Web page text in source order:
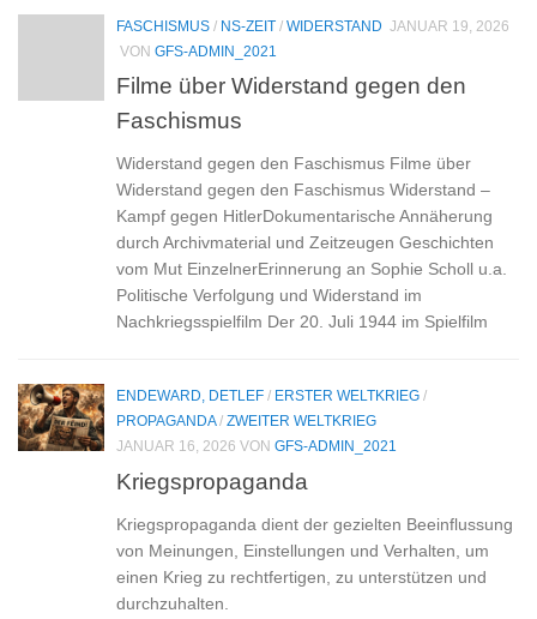
FASCHISMUS / NS-ZEIT / WIDERSTAND JANUAR 19, 2026
VON GFS-ADMIN_2021
Filme über Widerstand gegen den
Faschismus
Widerstand gegen den Faschismus Filme über
Widerstand gegen den Faschismus Widerstand –
Kampf gegen HitlerDokumentarische Annäherung
durch Archivmaterial und Zeitzeugen Geschichten
vom Mut EinzelnerErinnerung an Sophie Scholl u.a.
Politische Verfolgung und Widerstand im
Nachkriegsspielfilm Der 20. Juli 1944 im Spielfilm
ENDEWARD, DETLEF / ERSTER WELTKRIEG /
PROPAGANDA/ ZWEITER WELTKRIEG
JANUAR 16, 2026 VON GFS-ADMIN_2021
Kriegspropaganda
Kriegspropaganda dient der gezielten Beeinflussung
von Meinungen, Einstellungen und Verhalten, um
einen Krieg zu rechtfertigen, zu unterstützen und
durchzuhalten.